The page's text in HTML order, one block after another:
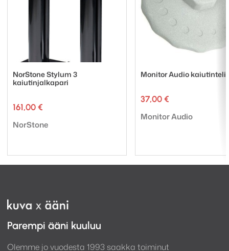
NorStone Stylum 3
kaiutinjalkapari
161,00 €
Tuotemerkki:
NorStone
Monitor Audio
37,00 €
Tuotemerkki:
Monitor Audio
Parempi ääni kuuluu
Olemme jo vuodesta 1993 saakka toiminut